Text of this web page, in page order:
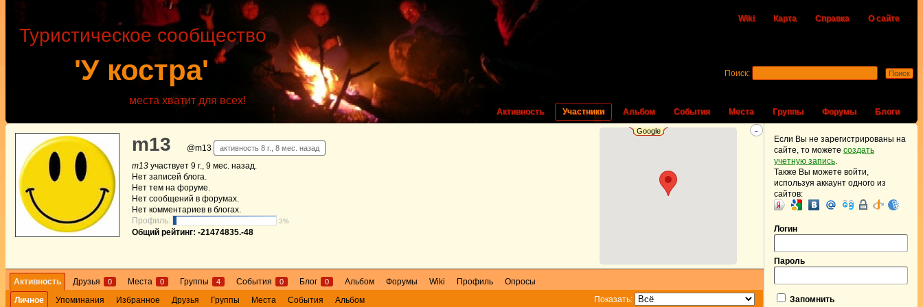
Wiki Карта Справка О сайте
'У костра'
Туристическое сообщество
места хватит для всех!
Активность Участники Альбом События Места Группы Форумы Блоги
Поиск:
-
Google
m13 @m13 активность 8 г., 8 мес. назад
m13 участвует 9 г., 9 мес. назад.
Нет записей блога.
Нет тем на форуме.
Нет сообщений в форумах.
Нет комментариев в блогах.
Профиль:
3%
Общий рейтинг: -21474835.-48
Активность Друзья 0 Места 0 Группы 4 События 0 Блог 0 Альбом Форумы Wiki Профиль
Опросы
Личное
Упоминания Избранное Друзья Группы Места События Альбом Показать:
Если Вы не зарегистрированы на
сайте, то можете создать
учетную запись.
Также Вы можете войти,
используя аккаунт одного из
сайтов:
Логин
Пароль
Запомнить